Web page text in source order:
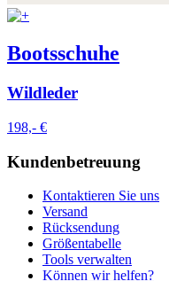
Bootsschuhe
Wildleder
198,- €
Kundenbetreuung
Kontaktieren Sie uns
Versand
Rücksendung
Größentabelle
Tools verwalten
Können wir helfen?